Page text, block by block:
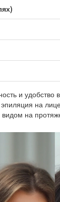
и удобство
на
на